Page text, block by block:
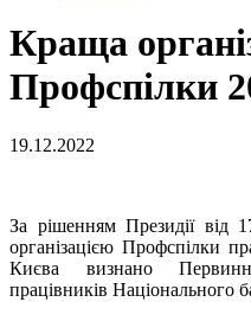
Краща
Профспілки
19.12.2022
За рішенням Президії від
організацією Профспілки
Києва визнано
працівників Національного